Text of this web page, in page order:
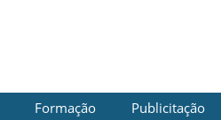
Formação Publicitação